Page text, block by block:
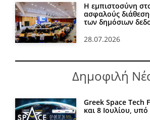
Η εμπιστοσύνη
ασφαλούς
των δημόσιων
28.07.2026
Δημοφιλή
Greek Space Tech
και 8 Ιουλίου,